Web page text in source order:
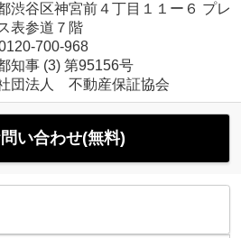
渋谷区神宮前４丁目１１ー６ プレ
表参道７階
700-968
知事 (3) 第95156号
団法人 不動産保証協会
い合わせ(無料)